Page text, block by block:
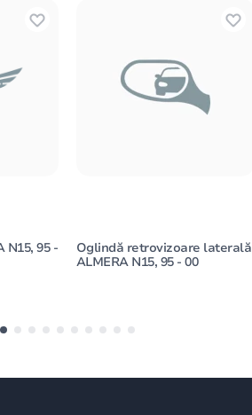
N15, 95 -
Oglindă retrovizoare laterală
ALMERA N15, 95 - 00